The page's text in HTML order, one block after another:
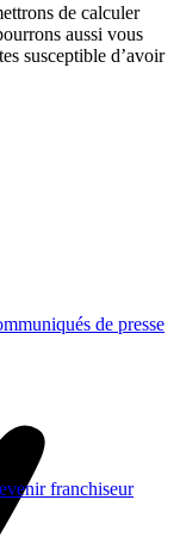
de presse
franchiseur
de calculer
aussi vous
susceptible d’avoir